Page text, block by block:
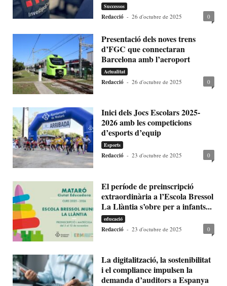
Successos
Redacció - 26 d'octubre de 2025 0
Presentació dels noves trens
d’FGC que connectaran
Barcelona amb l’aeroport
Actualitat
Redacció - 26 d'octubre de 2025 0
Inici dels Jocs Escolars 2025-
2026 amb les competicions
d’esports d’equip
Esports
Redacció - 23 d'octubre de 2025 0
El període de preinscripció
extraordinària a l’Escola Bressol
La Llàntia s’obre per a infants...
educació
Redacció - 23 d'octubre de 2025 0
La digitalització, la sostenibilitat
i el compliance impulsen la
demanda d’auditors a Espanya